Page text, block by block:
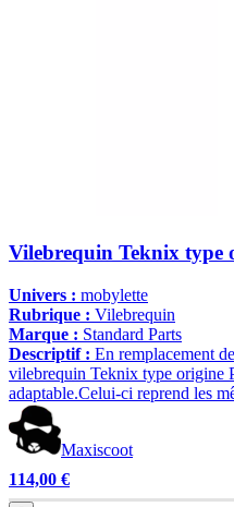
Vilebrequin Teknix type
Univers : mobylette
Rubrique : Vilebrequin
Marque : Standard Parts
Descriptif : En remplacement
vilebrequin Teknix type origine
adaptable.Celui-ci reprend les
Maxiscoot
114,00 €